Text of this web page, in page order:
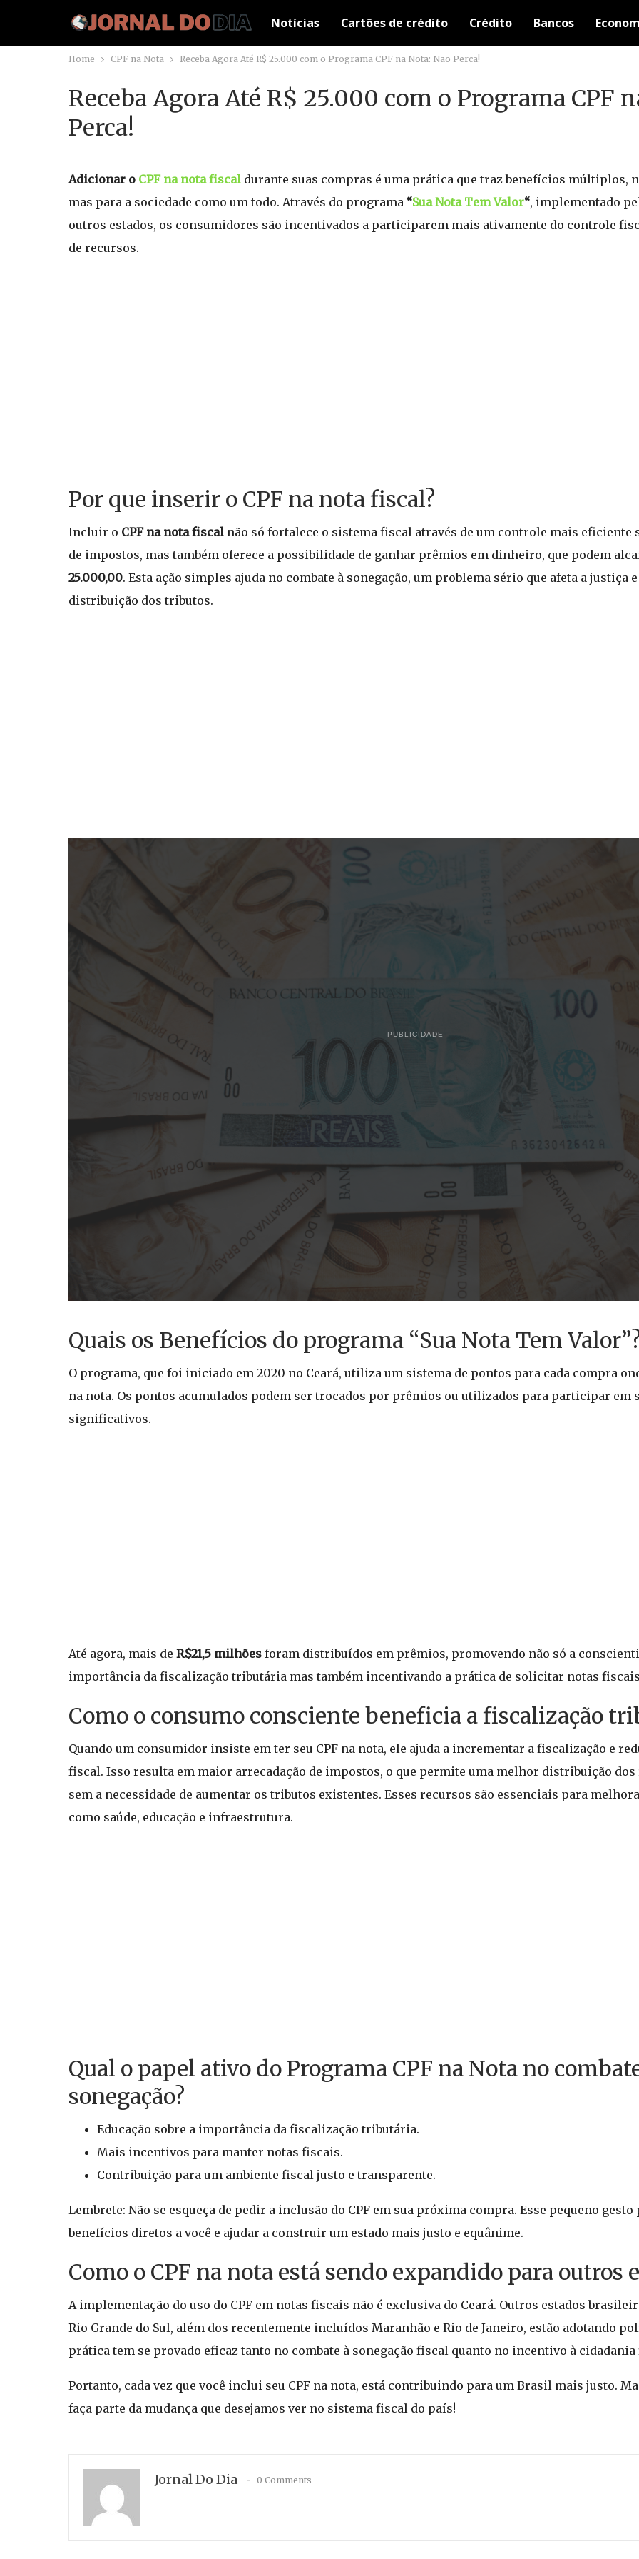
Notícias Cartões de crédito Crédito Bancos
Home CPF na Nota Receba Agora Até R$ 25.000 com o Programa CPF na Nota: Não Perca!
Receba Agora Até R$ 25.000 com o Programa CPF
Perca!
Adicionar o CPF na nota fiscal durante suas compras é uma prática que traz benefícios múltiplos,
mas para a sociedade como um todo. Através do programa “Sua Nota Tem Valor“, implementado
outros estados, os consumidores são incentivados a participarem mais ativamente do controle
de recursos.
Por que inserir o CPF na nota fiscal?
Incluir o CPF na nota fiscal não só fortalece o sistema fiscal através de um controle mais eficiente
de impostos, mas também oferece a possibilidade de ganhar prêmios em dinheiro, que podem
25.000,00. Esta ação simples ajuda no combate à sonegação, um problema sério que afeta a justiça
distribuição dos tributos.
PUBLICIDADE
Quais os Benefícios do programa “Sua Nota Tem
O programa, que foi iniciado em 2020 no Ceará, utiliza um sistema de pontos para cada compra
na nota. Os pontos acumulados podem ser trocados por prêmios ou utilizados para participar em
significativos.
Até agora, mais de R$21,5 milhões foram distribuídos em prêmios, promovendo não só a
importância da fiscalização tributária mas também incentivando a prática de solicitar notas
Como o consumo consciente beneficia a fiscalização
Quando um consumidor insiste em ter seu CPF na nota, ele ajuda a incrementar a fiscalização e
fiscal. Isso resulta em maior arrecadação de impostos, o que permite uma melhor distribuição
sem a necessidade de aumentar os tributos existentes. Esses recursos são essenciais para
como saúde, educação e infraestrutura.
Qual o papel ativo do Programa CPF na Nota no
sonegação?
Educação sobre a importância da fiscalização tributária.
Mais incentivos para manter notas fiscais.
Contribuição para um ambiente fiscal justo e transparente.
Lembrete: Não se esqueça de pedir a inclusão do CPF em sua próxima compra. Esse pequeno
benefícios diretos a você e ajudar a construir um estado mais justo e equânime.
Como o CPF na nota está sendo expandido para outros
A implementação do uso do CPF em notas fiscais não é exclusiva do Ceará. Outros estados
Rio Grande do Sul, além dos recentemente incluídos Maranhão e Rio de Janeiro, estão adotando
prática tem se provado eficaz tanto no combate à sonegação fiscal quanto no incentivo à
Portanto, cada vez que você inclui seu CPF na nota, está contribuindo para um Brasil mais justo.
faça parte da mudança que desejamos ver no sistema fiscal do país!
Jornal Do Dia 0 Comments